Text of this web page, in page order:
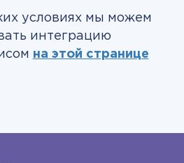
условиях мы можем
интеграцию
на этой странице